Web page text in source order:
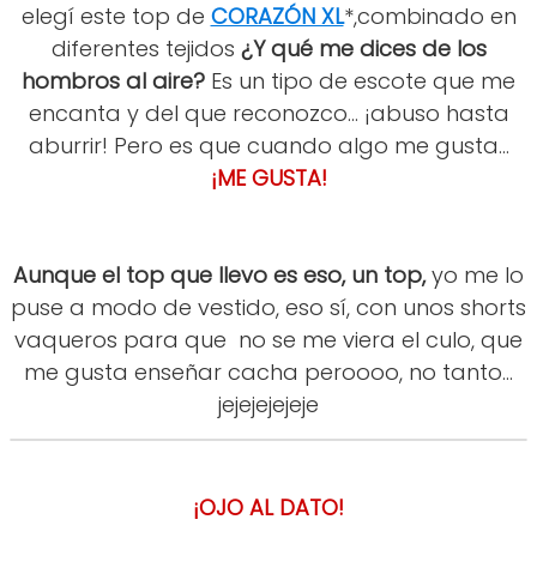
elegí este top de CORAZÓN XL*,combinado en
diferentes tejidos ¿Y qué me dices de los
hombros al aire? Es un tipo de escote que me
encanta y del que reconozco... ¡abuso hasta
aburrir! Pero es que cuando algo me gusta...
¡ME GUSTA!
Aunque el top que llevo es eso, un top,yo me lo
puse a modo de vestido, eso sí, con unos shorts
vaqueros para que no se me viera el culo, que
me gusta enseñar cacha peroooo, no tanto...
jejejejejeje
¡OJO AL DATO!